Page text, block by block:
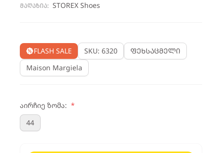
მაღაზია: STOREX Shoes
FLASH SALE SKU: 6320
ფეხსაცმელი
Maison Margiela
აირჩიე ზომა: *
44